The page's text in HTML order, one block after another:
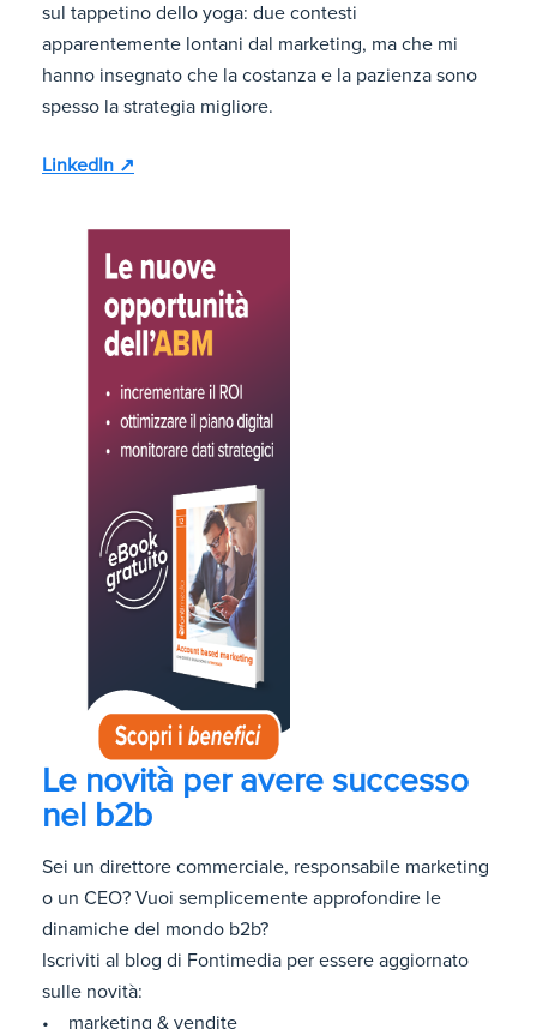
sul tappetino dello yoga: due contesti
apparentemente lontani dal marketing, ma che mi
hanno insegnato che la costanza e la pazienza sono
spesso la strategia migliore.
LinkedIn ↗
Le novità per avere successo
nel b2b
Sei un direttore commerciale, responsabile marketing
o un CEO? Vuoi semplicemente approfondire le
dinamiche del mondo b2b?
Iscriviti al blog di Fontimedia per essere aggiornato
sulle novità:
• marketing & vendite